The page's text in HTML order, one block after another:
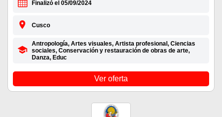
Finalizó el 05/09/2024
Cusco
Antropología, Artes visuales, Artista profesional, Ciencias
sociales, Conservación y restauración de obras de arte,
Danza, Educ
Ver oferta